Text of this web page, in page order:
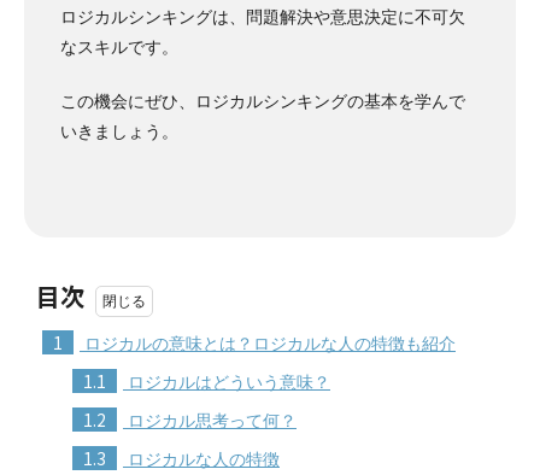
ロジカルシンキングは、問題解決や意思決定に不可欠
なスキルです。
この機会にぜひ、ロジカルシンキングの基本を学んで
いきましょう。
目次
1 ロジカルの意味とは？ロジカルな人の特徴も紹介
1.1 ロジカルはどういう意味？
1.2 ロジカル思考って何？
1.3 ロジカルな人の特徴